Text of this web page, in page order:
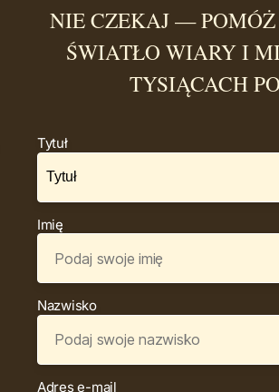
NIE CZEKAJ —
ŚWIATŁO WIARY I
TYSIĄCACH
Tytuł
Imię
Nazwisko
Adres e-mail